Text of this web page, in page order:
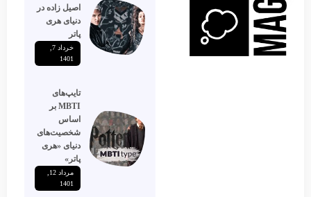
اصیل زاده‌ در
دنیای هری
پاتر
1401
تایپ‌های
MBTI بر
اساس
شخصیت‌های
دنیای «هری
پاتر»
1401